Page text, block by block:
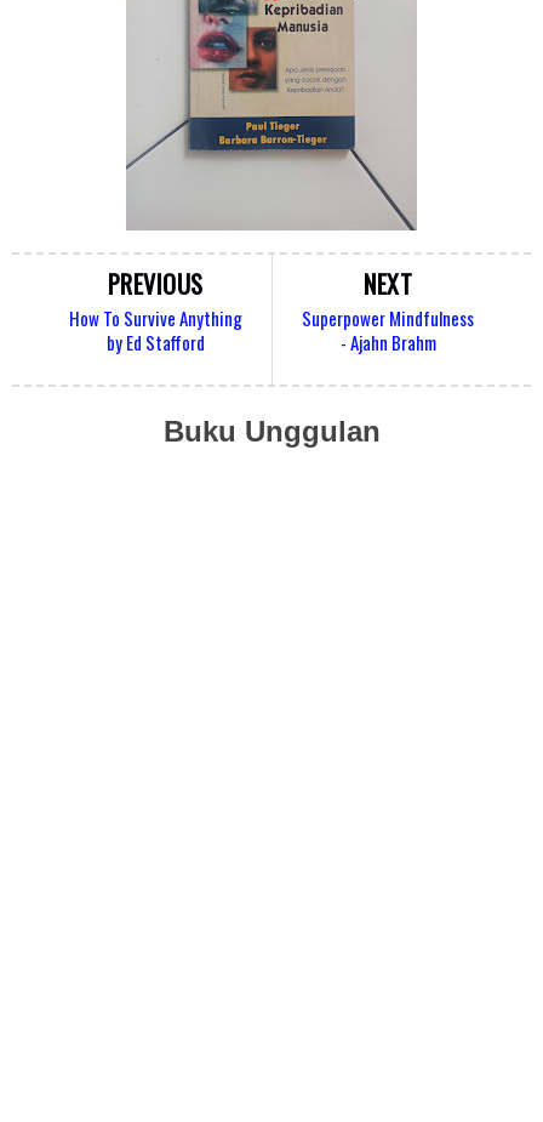
NEXT
Superpower Mindfulness
- Ajahn Brahm
PREVIOUS
How To Survive Anything
by Ed Stafford
Buku Unggulan